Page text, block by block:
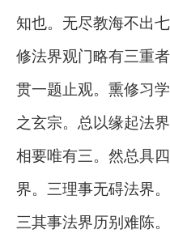
知也。无尽教海不出
修法界观门略有三重
贯一题止观。熏修习
之玄宗。总以缘起法
相要唯有三。然总具
界。三理事无碍法界
三其事法界历别难陈